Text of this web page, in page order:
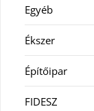
Egyéb
Ékszer
Építőipar
FIDESZ